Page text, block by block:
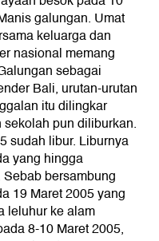
galungan. Umat
keluarga dan
nasional memang
sebagai
Bali, urutan-urutan
itu dilingkar
pun diliburkan.
sudah libur. Liburnya
yang hingga
bersambung
19 Maret 2005 yang
leluhur ke alam
8-10 Maret 2005,